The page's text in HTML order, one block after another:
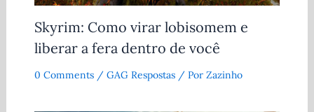
Skyrim: Como virar lobisomem e
liberar a fera dentro de você
0 Comments / GAG Respostas/ Por Zazinho